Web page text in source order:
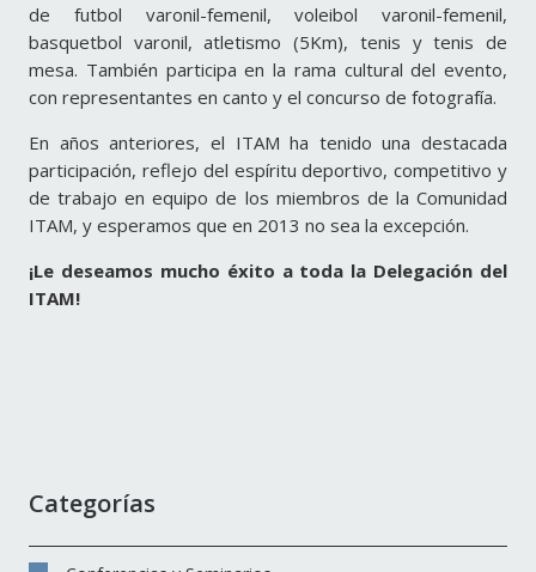
de futbol varonil-femenil, voleibol varonil-femenil,
basquetbol varonil, atletismo (5Km), tenis y tenis de
mesa. También participa en la rama cultural del evento,
con representantes en canto y el concurso de fotografía.
En años anteriores, el ITAM ha tenido una destacada
participación, reflejo del espíritu deportivo, competitivo y
de trabajo en equipo de los miembros de la Comunidad
ITAM, y esperamos que en 2013 no sea la excepción.
¡Le deseamos mucho éxito a toda la Delegación del
ITAM!
Categorías